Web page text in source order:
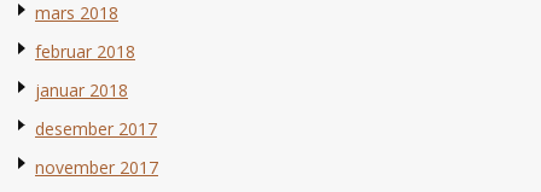
mars 2018
februar 2018
januar 2018
desember 2017
november 2017